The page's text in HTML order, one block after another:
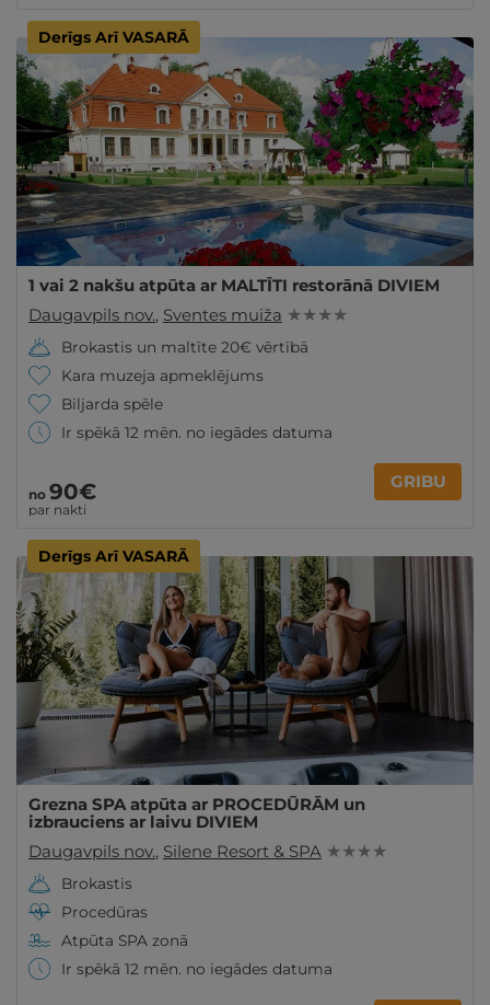
Derīgs Arī VASARĀ
1 vai 2 nakšu atpūta ar MALTĪTI restorānā DIVIEM
Daugavpils nov., Sventes muiža ★ ★ ★ ★
Brokastis un maltīte 20€ vērtībā
Kara muzeja apmeklējums
Biljarda spēle
Ir spēkā 12 mēn. no iegādes datuma
no 90€
par nakti
GRIBU
Derīgs Arī VASARĀ
Grezna SPA atpūta ar PROCEDŪRĀM un
izbrauciens ar laivu DIVIEM
Daugavpils nov., Silene Resort & SPA ★ ★ ★ ★
Brokastis
Procedūras
Atpūta SPA zonā
Ir spēkā 12 mēn. no iegādes datuma